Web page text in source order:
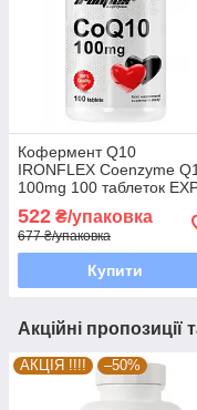
Кофермент Q10
IRONFLEX Coenzyme
100mg 100 таблеток
7/26 року включно
522 ₴/упаковка
677 ₴/упаковка
Купити
Акційні пропозиції
АКЦІЯ !!!! –50%